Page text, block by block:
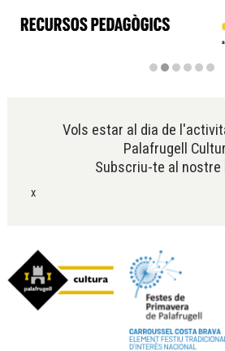
Vols estar al dia de
Palafrugell
Subscriu-te al nostre
x